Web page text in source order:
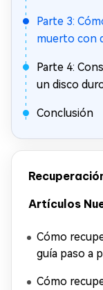
Parte 3:
muerto con
Parte 4:
un disco
Conclusión
Artículos
Cómo
guía paso a
Cómo